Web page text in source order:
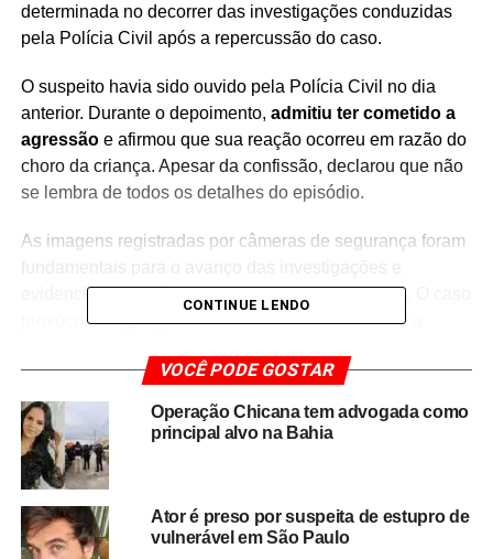
determinada no decorrer das investigações conduzidas
pela Polícia Civil após a repercussão do caso.
O suspeito havia sido ouvido pela Polícia Civil no dia
anterior. Durante o depoimento, admitiu ter cometido a
agressãoe afirmou que sua reação ocorreu em razão do
choro da criança. Apesar da confissão, declarou que não
se lembra de todos os detalhes do episódio.
As imagens registradas por câmeras de segurança foram
evidenciam a violência praticada contra a menina. O caso
provocou indignação e reacendeu o debate sobre a
adolescentes diante de situações de violência doméstica.
Com a decretação da prisão preventiva,o investigado
permanecerá à disposição da Justiça enquanto o
inquérito policial é concluído
todas as circunstâncias da ocorrência.
CONTINUE LENDO
VOCÊ PODE GOSTAR
Operação Chicana tem advogada como
principal alvo na Bahia
Ator é preso por suspeita de estupro de
vulnerável em São Paulo